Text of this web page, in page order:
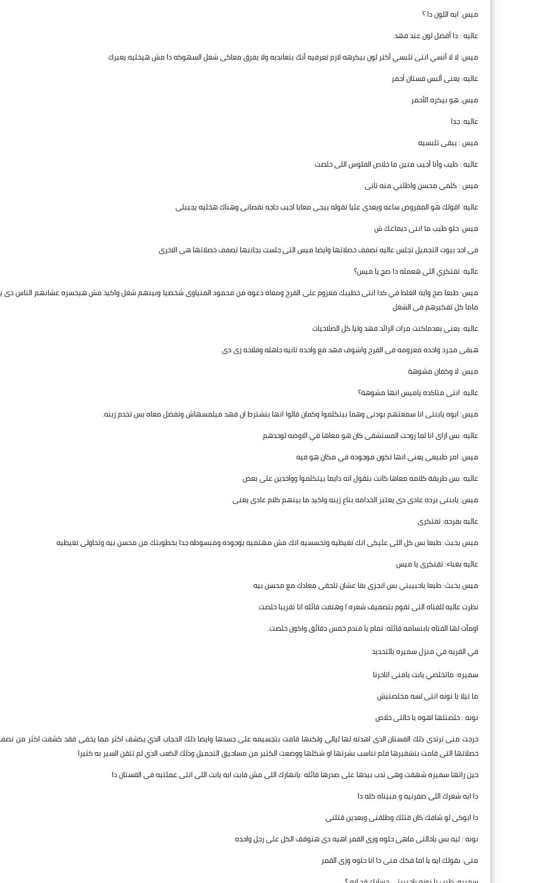
ميس: ايه اللون دا ؟
عاليه : دا أفضل لون عند فهد
ميس: لا لا أنسي انتى تلبسي أكتر لون بيكرهه لازم تعرفيه أنك بتعانديه ولا يفرق معاكى شغل السهوكه دا مش هيخليه يعبرك
عاليه: يعنى ألبس فستان أحمر
ميس: هو بيكره الأحمر
عاليه: جدا
ميس : يبقى تلبسيه
عاليه : طيب وأنا أجيب منين ما خلاص الفلوس اللى خلصت
ميس : كلمى محسن واطلبي منه تانى
عاليه: اقولك هو المفروض ساعه ويعدى عليا تقوله ييجى معايا اجيب حاجه نقصانى وهناك هخليه يجيبلى
ميس: حلو طيب ما انتى ديماغك ش
فى احد بيوت التجميل تجلس عاليه تصفف خصلاتها وايضا ميس التى جلست بجانبها تصفف خصلاتها هى الاخرى
عاليه: تفتكري اللى هعمله دا صح يا ميس؟
ميس: طبعا صح وايه الغلط في كدا انتى خطيبك معزوم على الفرح ومعاه دعوه من محمود المنياوى شخصيا وبينهم شغل واكيد مش هيخسره عشانهم الناس دى
ماما كل تفكيرهم فى الشغل
عاليه: يعنى بعدماكنت مرات الرائد فهد وليا كل الصلاحيات
هبقى مجرد واحده معزومه فى الفرح واشوف فهد مع واحده تانيه جاهله وفلاحه زى دى
ميس: لا وكمان مشوهة
عاليه: انتى متاكده ياميس انها مشوهة؟
ميس: ايوه يابنتى انا سمعتهم بودنى وهما بيتكلموا وكمان قالوا انها بتشترط ان فهد ميلمسهاش وتفضل معاه بس تخدم زينه.
عاليه: بس ازاى انا لما روحت المستشفى كان هو معاها في الاوضه لوحدهم
ميس: امر طبيعى يعنى انها تكون موجوده في مكان هو فيه
عاليه: بس طريقة كلامه معاها كانت بتقول انه دايما بيتكلموا وواخدين على بعض
ميس: يابنتى برده عادى دى يعتبر الخدامه بتاع زينه واكيد ما بينهم كلام عادى يعنى
عاليه بفرحه: تفتكرى
ميس بخبث: طبعا بس كل اللى عليكى انك تغيظيه وتحسسيه انك مش مهتميه بوجوده ومبسوطه جدا بخطوبتك من محسن بيه وتحاولى تغيظيه
عاليه بغباء: تفتكرى يا ميس
ميس بخبث: طبعا ياحبيبتي بس انجزى بقا عشان تلحقى معادك مع محسن بيه
نظرت عاليه للفتاه التى تقوم بتصفيف شعره ا وهتفت قائله انا تقريبا خلصت
اومأت لها الفتاه بابتسامه قائله: تمام يا فندم خمس دقائق واكون خلصت.
في القريه في منزل سميره بالتحديد
سميره: ماتخلصي يابت يامنى اتاخرنا
ما تيلا يا نونه انتى لسه مخلصتيش
نونه : خلصتلها اهوه يا خالتى خلاص
خرجت منى ترتدى ذلك الفستان الذى اهدته لها ليالى ولكنها قامت بتجسيمه على جسدها وايضا ذلك الحجاب الذي يكشف اكثر مما يخفى فقد كشفت اكثر من
خصلاتها التى قامت بتشقيرها فلم تناسب بشرتها او شكلها ووضعت الكثير من مساحيق التجميل وذلك الكعب الذي لم تتقن السير به كثيرا
حين راتها سميره شهقت وهى تدب بيدها على صدرها قائله :يانهارك اللى مش فايت ايه يابت اللى انتى عملتيه فى الفستان دا
دا ايه شعرك اللى صفرتيه و مبيناه كله دا
دا ابوكى لو شافك كان قتلك وطلقنى وبعدين قتلنى
نونه : ليه بس ياخالتى ماهى حلوه وزى القمر اهيه دى هتوقف الكل على رجل واحده
منى: بقولك ايه يا اما فكك منى دا انا حلوه وزى القمر